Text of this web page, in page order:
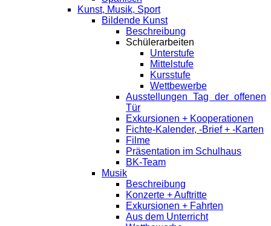
Kunst, Musik, Sport
Bildende Kunst
Beschreibung
Schülerarbeiten
Unterstufe
Mittelstufe
Kursstufe
Wettbewerbe
Ausstellungen Tag der offenen
Tür
Exkursionen + Kooperationen
Fichte-Kalender, -Brief + -Karten
Filme
Präsentation im Schulhaus
BK-Team
Musik
Beschreibung
Konzerte + Auftritte
Exkursionen + Fahrten
Aus dem Unterricht